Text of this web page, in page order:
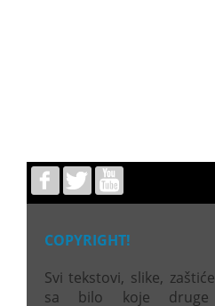
COPYRIGHT!
Svi tekstovi, slike,
sa bilo koje druge